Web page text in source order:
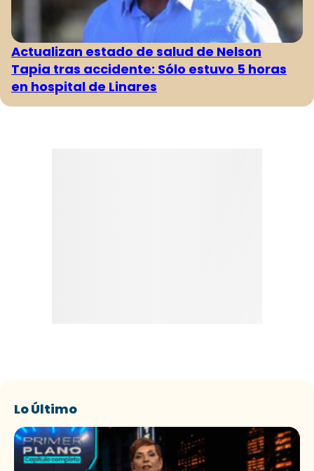
Actualizan estado de salud de Nelson
Tapia tras accidente: Sólo estuvo 5 horas
en hospital de Linares
Lo Último